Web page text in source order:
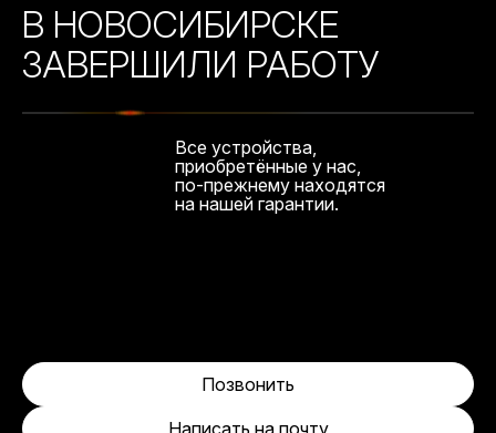
В НОВОСИБИРСКЕ
ЗАВЕРШИЛИ РАБОТУ
Все устройства,
приобретённые у нас,
по-прежнему находятся
на нашей гарантии.
Написать на почту
Позвонить